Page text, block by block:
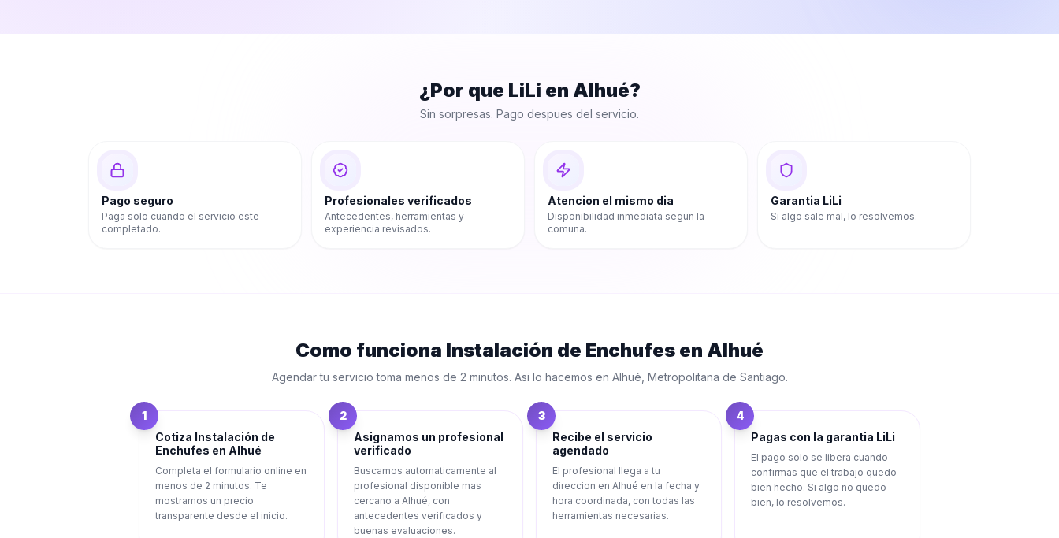
¿Por que LiLi en Alhué?
Sin sorpresas. Pago despues del servicio.
Pago seguro
Paga solo cuando el servicio este
completado.
Profesionales verificados
Antecedentes, herramientas y
experiencia revisados.
Atencion el mismo dia
Disponibilidad inmediata segun la
comuna.
Garantia LiLi
Si algo sale mal, lo resolvemos.
Como funciona Instalación de Enchufes en Alhué
Agendar tu servicio toma menos de 2 minutos. Asi lo hacemos en Alhué Metropolitana de Santiago.
1
Cotiza Instalación de
Enchufes en Alhué
Completa el formulario online en
menos de 2 minutos. Te
mostramos un precio
transparente desde el inicio.
2
Asignamos un profesional
verificado
Buscamos automaticamente al
profesional disponible mas
cercano a Alhué, con
antecedentes verificados y
buenas evaluaciones.
3
Recibe el servicio
agendado
El profesional llega a tu
direccion en Alhué en la fecha y
hora coordinada, con todas las
herramientas necesarias.
4
Pagas con la garantia LiLi
El pago solo se libera cuando
confirmas que el trabajo quedo
bien hecho. Si algo no quedo
bien, lo resolvemos.